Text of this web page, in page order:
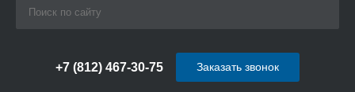
+7 (812) 467-30-75 Заказать звонок